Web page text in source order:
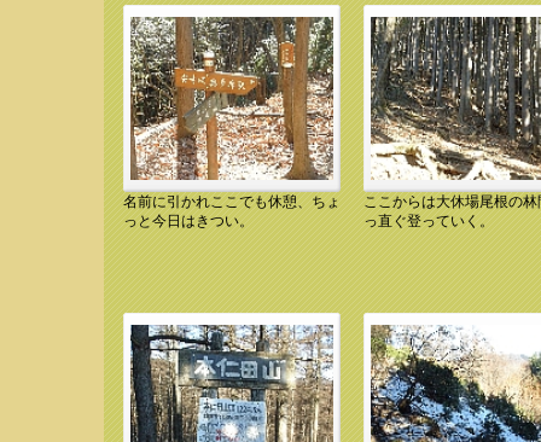
10.12.11 9:29 大休場
名前に引かれここでも休憩、ちょ
っと今日はきつい。
10.12.11 9:28 大休場尾根
ここからは大休場尾根の林
っ直ぐ登っていく。